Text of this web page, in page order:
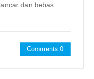
dan bebas
Comments 0